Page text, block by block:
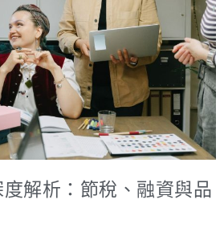
（新台幣/每類） 繳納時間點 專業
申請規費 NT$3,000 (紙本) /
請時 專業代
擇。 創業起步，您是否正為「成
困惑？ 在 2025 年的創業浪潮中，
準備踏出第一步。然而，在激情
政流程與費用往往成為一道難題。
成立公司代辦費用」或「公司設立
訊零散、價格不一，甚至擔心遇到
統計，台灣新設立的公司家數持續
本額簽證、文件準備、各機關送
考驗著創業者對法規的熟悉度。
解析：節稅、融資與品